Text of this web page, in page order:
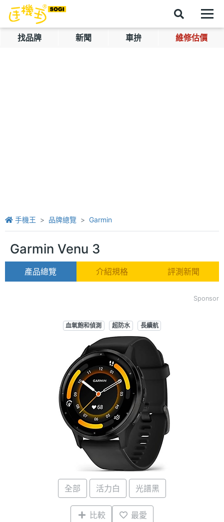
找品牌 新聞 車拚 維修估價
手機王 品牌總覽 Garmin
Garmin Venu 3
產品總覽 介紹規格 評測新聞
Sponsor
血氧飽和偵測 超防水 長續航
全部 活力白 光譜黑
比較 最愛